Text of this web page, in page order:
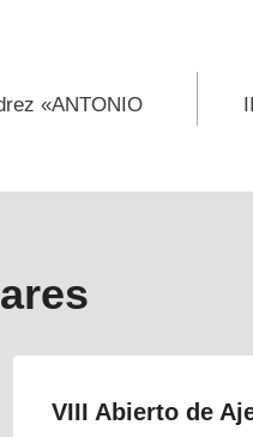
«ANTONIO
VIII Abierto de